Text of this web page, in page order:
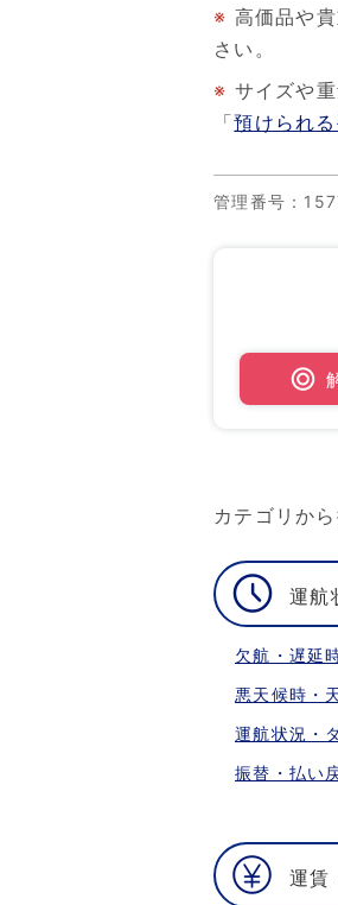
※ 高価品や
さい。
※ サイズや
「預けられ
管理番号 ：
カテゴリか
運航
欠航・遅延
悪天候時・
運航状況・
振替・払い
運賃